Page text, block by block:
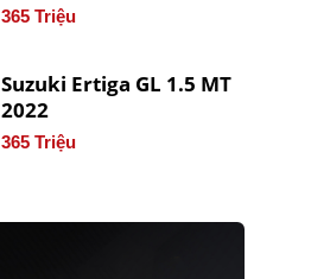
365 Triệu
Suzuki Ertiga GL 1.5 MT
2022
365 Triệu